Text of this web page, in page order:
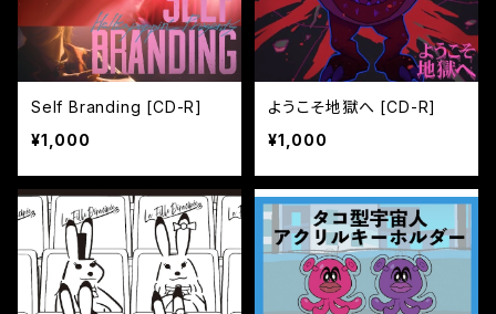
Self Branding [CD-R]
¥1,000
ようこそ地獄へ [CD-R]
¥1,000